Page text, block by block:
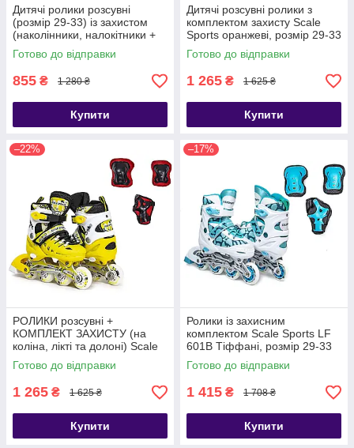
Дитячі ролики розсувні
(розмір 29-33) із захистом
(наколінники, налокітники +
захист на долоні)
Готово до відправки
855 ₴ 1 280 ₴
Купити
Дитячі розсувні ролики з
комплектом захисту Scale
Sports оранжеві, розмір 29-33
Готово до відправки
1 265 ₴ 1 625 ₴
Купити
–22%
РОЛИКИ розсувні +
КОМПЛЕКТ ЗАХИСТУ (на
коліна, лікті та долоні) Scale
Sports жовті, розмір 29-33
Готово до відправки
1 265 ₴ 1 625 ₴
Купити
–17%
Ролики із захисним
комплектом Scale Sports LF
601B Тіффані, розмір 29-33
Готово до відправки
1 415 ₴ 1 708 ₴
Купити